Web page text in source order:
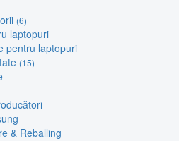
(6)
laptopuri
pentru laptopuri
(15)
& Reballing